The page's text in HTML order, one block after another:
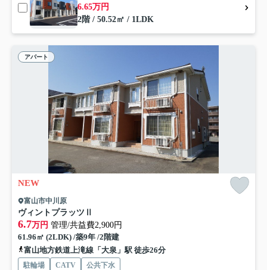
6.65万円
2階 / 50.52㎡ / 1LDK
アパート
NEW
富山市中川原
ヴィントプラッツⅡ
6.7万円 管理/共益費2,900円
61.96㎡ (2LDK) /築9年 /2階建
富山地方鉄道上滝線「大泉」駅 徒歩26分
駐輪場 CATV 公共下水